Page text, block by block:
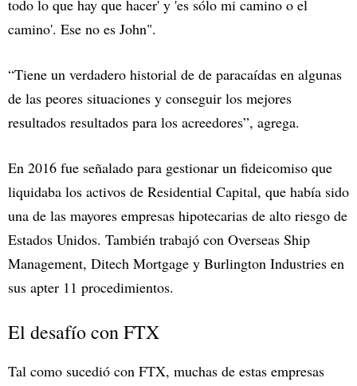
todo lo que hay que hacer' y 'es sólo mi camino o el
camino'. Ese no es John".
“Tiene un verdadero historial de de paracaídas en algunas
de las peores situaciones y conseguir los mejores
resultados resultados para los acreedores”, agrega.
En 2016 fue señalado para gestionar un fideicomiso que
liquidaba los activos de Residential Capital, que había sido
una de las mayores empresas hipotecarias de alto riesgo de
Estados Unidos. También trabajó con Overseas Ship
Management, Ditech Mortgage y Burlington Industries en
sus apter 11 procedimientos.
El desafío con FTX
Tal como sucedió con FTX, muchas de estas empresas